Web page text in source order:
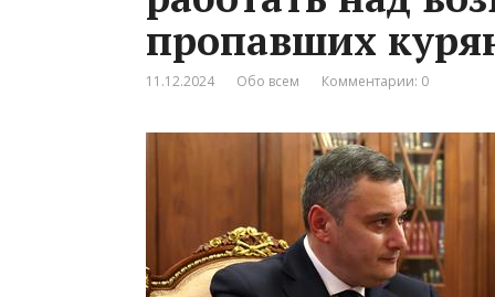
пропавших
11.12.2024 Обо всем Комментарии: 0